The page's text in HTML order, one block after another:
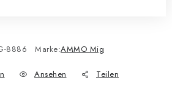
8886 Marke:AMMO Mig
Ansehen Teilen